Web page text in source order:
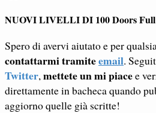
NUOVI LIVELLI DI 100 Doors Full
Spero di avervi aiutato e per
contattarmi tramiteemail.
Twitter,mettete un mi piacee
direttamente in bacheca quando
aggiorno quelle già scritte!